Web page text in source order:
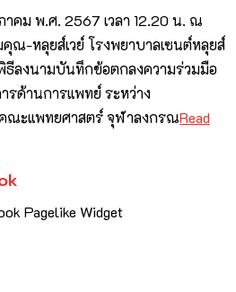
คม พ.ศ. 2567 เวลา 12.20 น. ณ
ณ-หลุยส์เวย์ โรงพยาบาลเซนต์หลุยส์
ธีลงนามบันทึกข้อตกลงความร่วมมือ
รด้านการแพทย์ ระหว่าง
ณะแพทยศาสตร์ จุฬาลงกรณRead